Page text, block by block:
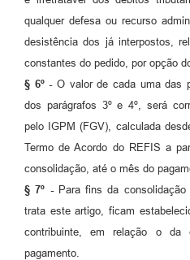
qualquer defesa ou recurso
desistência dos já interpostos,
constantes do pedido, por opção
§ 6º -O valor de cada uma das
dos parágrafos 3º e 4º, será
pelo IGPM (FGV), calculada
Termo de Acordo do REFIS a
consolidação, até o mês do
§ 7º -Para fins da consolidação
trata este artigo, ficam
contribuinte, em relação o
pagamento.